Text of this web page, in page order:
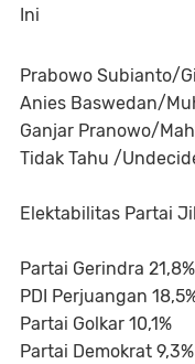
Ini
Prabowo Subianto/
Anies Baswedan/
Ganjar Pranowo/
Tidak Tahu /
Elektabilitas Partai
Partai Gerindra 21,8%
PDI Perjuangan
Partai Golkar 10,1%
Partai Demokrat 9,3%